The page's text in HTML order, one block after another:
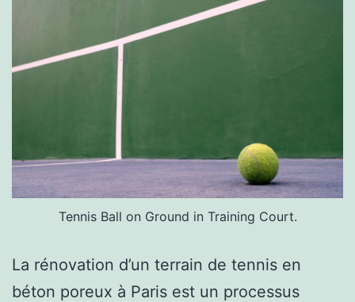
Tennis Ball on Ground in Training Court.
La rénovation d’un terrain de tennis en
béton poreux à Paris est un processus